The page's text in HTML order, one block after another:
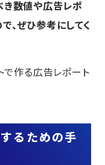
数値や広告レポ
、ぜひ参考にしてく
で作る広告レポート
るための手